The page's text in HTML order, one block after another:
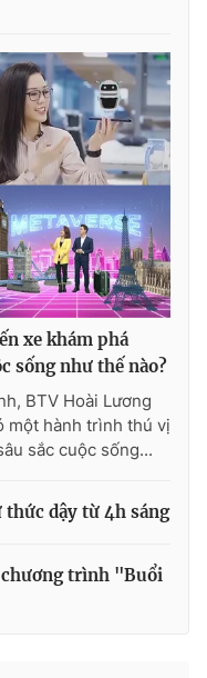
xe khám phá
sống như thế nào?
BTV Hoài Lương
một hành trình thú vị
sắc cuộc sống...
dậy từ 4h sáng
chương trình "Buổi